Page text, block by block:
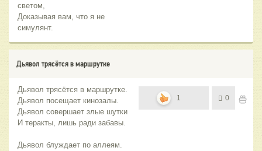
светом,
Доказывая вам, что я не
симулянт.
Дьявол трясётся в маршрутке
Дьявол трясётся в маршрутке.
Дьявол посещает кинозалы.
Дьявол совершает злые шутки
И теракты, лишь ради забавы.
Дьявол блуждает по аллеям.
1 0